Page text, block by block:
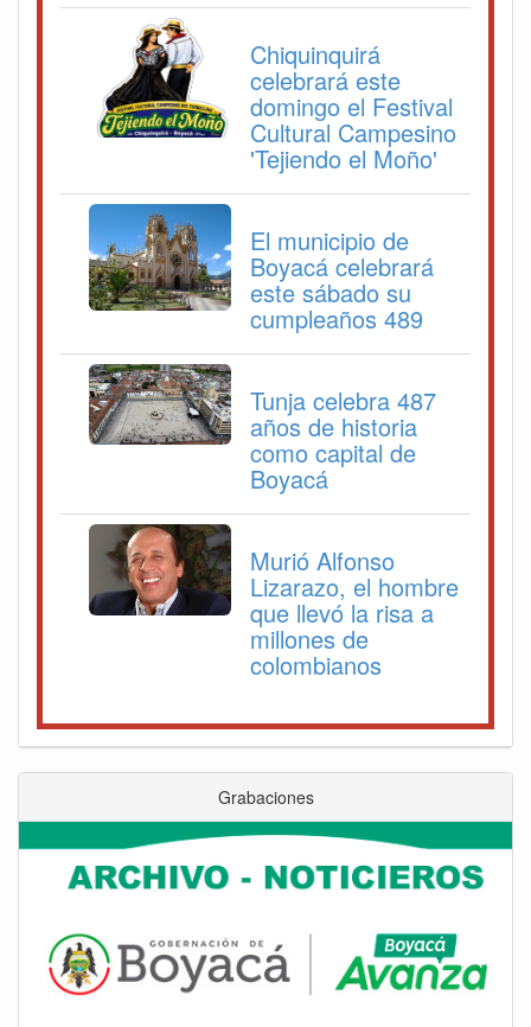
Chiquinquirá
celebrará este
domingo el Festival
Cultural Campesino
'Tejiendo el Moño'
El municipio de
Boyacá celebrará
este sábado su
cumpleaños 489
Tunja celebra 487
años de historia
como capital de
Boyacá
Murió Alfonso
Lizarazo, el hombre
que llevó la risa a
millones de
colombianos
Grabaciones